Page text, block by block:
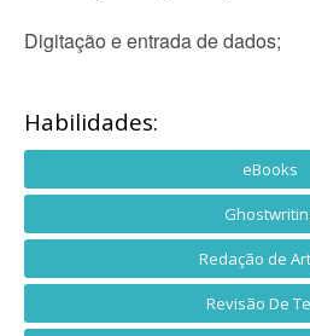
Digitação e entrada de dados;
Habilidades:
eBooks
Redação de
Revisão De